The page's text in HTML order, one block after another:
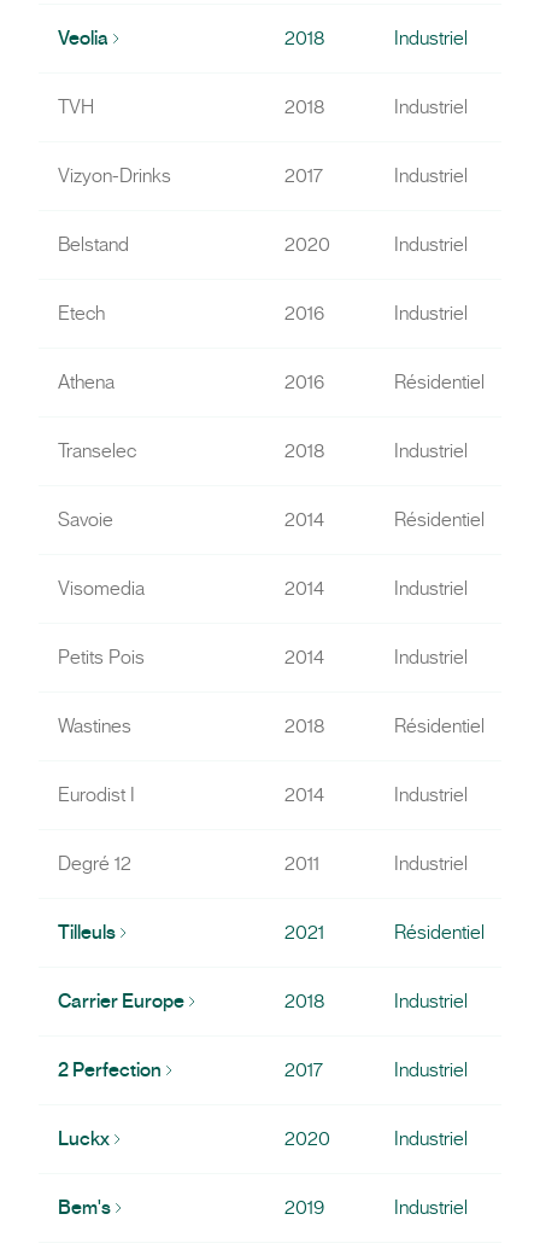
Veolia 2018 Industriel
TVH 2018 Industriel
Vizyon-Drinks 2017 Industriel
Belstand 2020 Industriel
Etech 2016 Industriel
Athena 2016 Résidentiel
Transelec 2018 Industriel
Savoie 2014 Résidentiel
Visomedia 2014 Industriel
Petits Pois 2014 Industriel
Wastines 2018 Résidentiel
Eurodist I 2014 Industriel
Degré 12 2011 Industriel
Tilleuls 2021 Résidentiel
Carrier Europe 2018 Industriel
2 Perfection 2017 Industriel
Luckx 2020 Industriel
Bem's 2019 Industriel